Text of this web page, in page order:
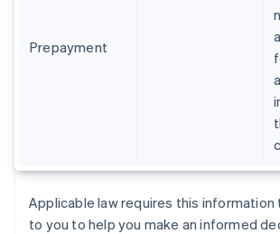
Prepayment
Applicable law requires this
to you to help you make an informed
English
EnglishItaliano
Lettland